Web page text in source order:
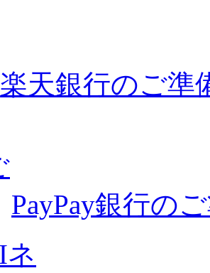
楽天銀行のご準
PayPay銀行の